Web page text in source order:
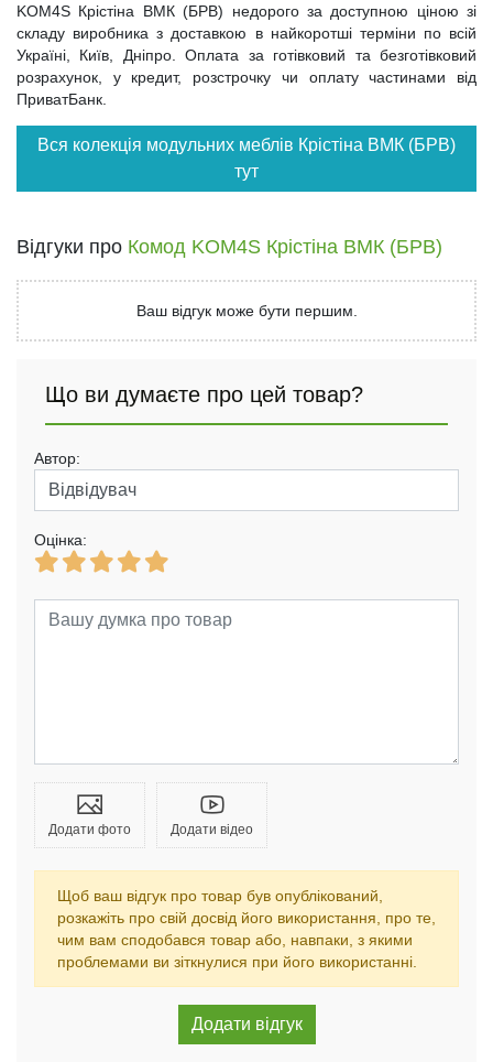
KOM4S Крістіна ВМК (БРВ) недорого за доступною ціною зі
складу виробника з доставкою в найкоротші терміни по всій
Україні, Київ, Дніпро. Оплата за готівковий та безготівковий
розрахунок, у кредит, розстрочку чи оплату частинами від
ПриватБанк.
Вся колекція модульних меблів Крістіна ВМК (БРВ)
тут
Відгуки про Комод KOM4S Крістіна ВМК (БРВ)
Ваш відгук може бути першим.
Що ви думаєте про цей товар?
Автор:
Оцінка:
Додати фото Додати відео
Щоб ваш відгук про товар був опублікований,
розкажіть про свій досвід його використання, про те,
чим вам сподобався товар або, навпаки, з якими
проблемами ви зіткнулися при його використанні.